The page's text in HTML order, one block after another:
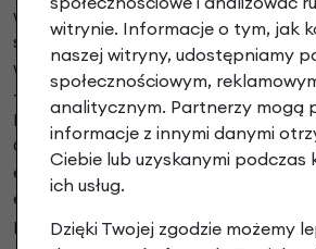
wybieraną przez dość wąską grupę
stanowią zazwyczaj grupy
większej ilości) kółek. Istnieją
– od trekkingowych, poprzez
Dużym wzięciem cieszą się ponadto
Coraz częściej spotkać można
elektryczne. Niektórzy twierdzą
elektryfikacja tych jednośladów to
powrót.
witrynie. Informacje o tym, jak
naszej witryny, udostępniamy
społecznościowym,
analitycznym. Partnerzy mogą
informacje z innymi danymi
Ciebie lub uzyskanymi podczas
ich usług.
Dzięki Twojej zgodzie możemy